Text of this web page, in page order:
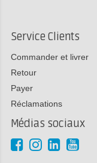
Service Clients
Commander et livrer
Retour
Payer
Réclamations
Médias sociaux